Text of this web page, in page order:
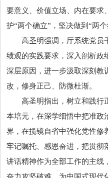
要意义、价值立场、内在要求
护“两个确立”，坚决做到“两个
高圣明强调，厅系统党员
绩观的实践要求，深入剖析政
深层原因，进一步汲取深刻教
改，修身正己、防微杜渐。
高圣明指出，树立和践行
本培元，在深学细悟中把准政
界，在揽镜自省中强化党性修
牢记嘱托、感恩奋进，把贯彻
讲话精神作为全部工作的主线
奋力攻坚破难，为中国式现代